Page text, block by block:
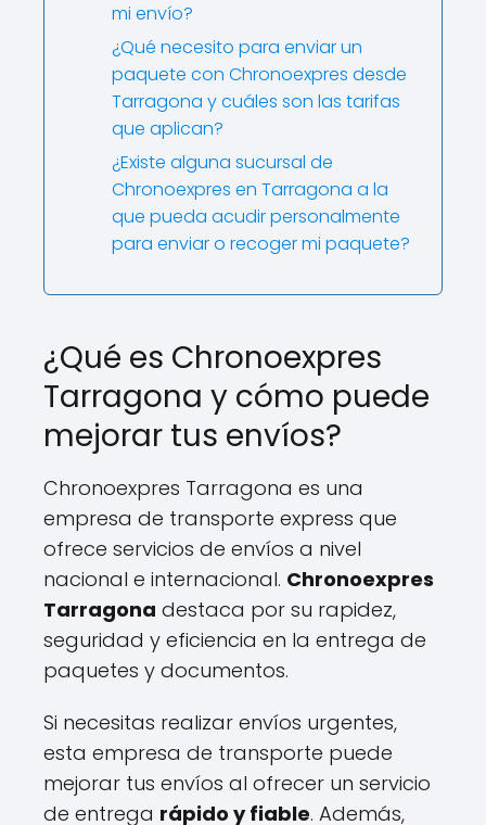
mi envío?
¿Qué necesito para enviar un
paquete con Chronoexpres desde
Tarragona y cuáles son las tarifas
que aplican?
¿Existe alguna sucursal de
Chronoexpres en Tarragona a la
que pueda acudir personalmente
para enviar o recoger mi paquete?
¿Qué es Chronoexpres
Tarragona y cómo puede
mejorar tus envíos?
Chronoexpres Tarragona es una
empresa de transporte express que
ofrece servicios de envíos a nivel
nacional e internacional. Chronoexpres
Tarragona destaca por su rapidez,
seguridad y eficiencia en la entrega de
paquetes y documentos.
Si necesitas realizar envíos urgentes,
esta empresa de transporte puede
mejorar tus envíos al ofrecer un servicio
de entrega rápido y fiable. Además,